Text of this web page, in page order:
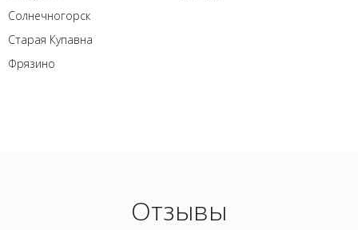
Солнечногорск
Старая Купавна
Фрязино
Отзывы